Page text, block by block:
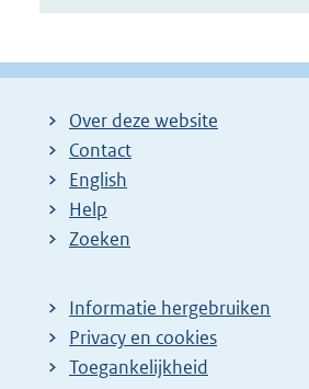
Over deze website
Contact
English
Help
Zoeken
Informatie hergebruiken
Privacy en cookies
Toegankelijkheid